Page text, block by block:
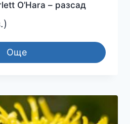
O’Hara – разсад
Още